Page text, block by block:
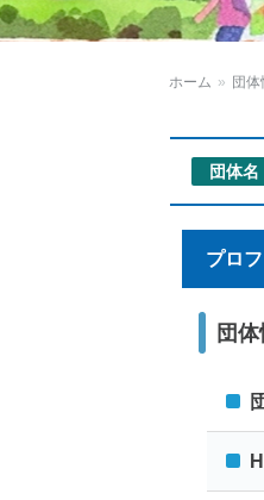
ホーム » 団体
団体名
プロ
団